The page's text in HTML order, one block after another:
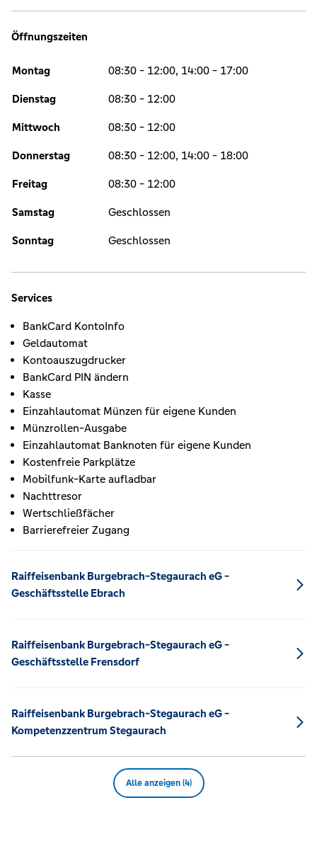
Öffnungszeiten
Montag 08:30 - 12:00, 14:00 - 17:00
Dienstag 08:30 - 12:00
Mittwoch 08:30 - 12:00
Donnerstag 08:30 - 12:00, 14:00 - 18:00
Freitag 08:30 - 12:00
Samstag Geschlossen
Sonntag Geschlossen
Services
BankCard KontoInfo
Geldautomat
Kontoauszugdrucker
BankCard PIN ändern
Kasse
Einzahlautomat Münzen für eigene Kunden
Münzrollen-Ausgabe
Einzahlautomat Banknoten für eigene Kunden
Kostenfreie Parkplätze
Mobilfunk-Karte aufladbar
Nachttresor
Wertschließfächer
Barrierefreier Zugang
Raiffeisenbank Burgebrach-Stegaurach eG -
Geschäftsstelle Ebrach
Raiffeisenbank Burgebrach-Stegaurach eG -
Geschäftsstelle Frensdorf
Raiffeisenbank Burgebrach-Stegaurach eG -
Kompetenzzentrum Stegaurach
Alle anzeigen (4)